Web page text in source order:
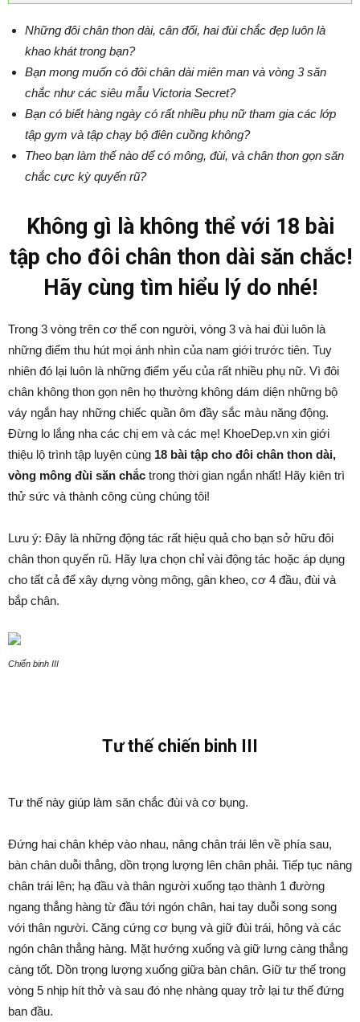
Những đôi chân thon dài, cân đối, hai đùi chắc đẹp luôn là
khao khát trong bạn?
Bạn mong muốn có đôi chân dài miên man và vòng 3 săn
chắc như các siêu mẫu Victoria Secret?
Bạn có biết hàng ngày có rất nhiều phụ nữ tham gia các lớp
tập gym và tập chạy bộ điên cuồng không?
Theo bạn làm thế nào dể có mông, đùi, và chân thon gọn săn
chắc cực kỳ quyến rũ?
Không gì là không thể với 18 bài
tập cho đôi chân thon dài săn chắc!
Hãy cùng tìm hiểu lý do nhé!
Trong 3 vòng trên cơ thể con người, vòng 3 và hai đùi luôn là
những điểm thu hút mọi ánh nhìn của nam giới trước tiên. Tuy
nhiên đó lại luôn là những điểm yếu của rất nhiều phụ nữ. Vì đôi
chân không thon gọn nên họ thường không dám diện những bộ
váy ngắn hay những chiếc quần ôm đầy sắc màu năng động.
Đừng lo lắng nha các chị em và các mẹ! KhoeDep.vn xin giới
thiệu lộ trình tập luyện cùng 18 bài tập cho đôi chân thon dài,
vòng mông đùi săn chắc trong thời gian ngắn nhất! Hãy kiên trì
thử sức và thành công cùng chúng tôi!
Lưu ý: Đây là những động tác rất hiệu quả cho bạn sở hữu đôi
chân thon quyến rũ. Hãy lựa chọn chỉ vài động tác hoặc áp dụng
cho tất cả để xây dựng vòng mông, gân kheo, cơ 4 đầu, đùi và
bắp chân.
Chiến binh III
Tư thế chiến binh III
Tư thế này giúp làm săn chắc đùi và cơ bụng.
Đứng hai chân khép vào nhau, nâng chân trái lên về phía sau,
bàn chân duỗi thẳng, dồn trọng lượng lên chân phải. Tiếp tục nâng
chân trái lên; hạ đầu và thân người xuống tạo thành 1 đường
ngang thẳng hàng từ đầu tới ngón chân, hai tay duỗi song song
với thân người. Căng cứng cơ bụng và giữ đùi trái, hông và các
ngón chân thẳng hàng. Mặt hướng xuống và giữ lưng càng thẳng
càng tốt. Dồn trọng lượng xuống giữa bàn chân. Giữ tư thế trong
vòng 5 nhịp hít thở và sau đó nhẹ nhàng quay trở lại tư thế đứng
ban đầu.